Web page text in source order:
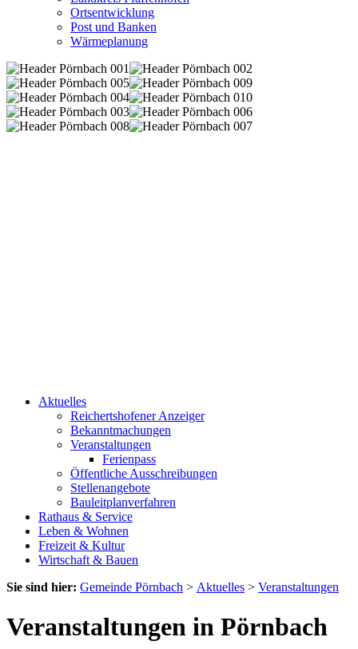
Ortsentwicklung
Post und Banken
Wärmeplanung
Aktuelles
Reichertshofener Anzeiger
Bekanntmachungen
Veranstaltungen
Ferienpass
Öffentliche Ausschreibungen
Stellenangebote
Bauleitplanverfahren
Rathaus & Service
Leben & Wohnen
Freizeit & Kultur
Wirtschaft & Bauen
Sie sind hier: Gemeinde Pörnbach > Aktuelles > Veranstaltungen
Veranstaltungen in Pörnbach